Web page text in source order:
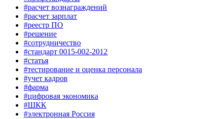
#расчет вознаграждений
#расчет зарплат
#реестр ПО
#решение
#сотрудничество
#стандарт 0015-002-2012
#статья
#тестирование и оценка персонала
#учет кадров
#фарма
#цифровая экономика
#ШКК
#электронная Россия